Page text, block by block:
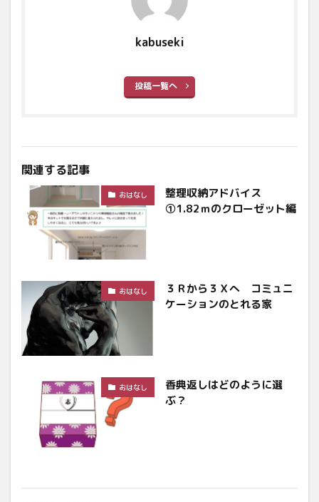
kabuseki
投稿一覧へ
関連する記事
おはなし
整理収納アドバイス
①1.82ｍのクローゼット編
おはなし
３Ｒから３Ｘへ コミュニ
ケーションのとれる家
おはなし
香典返しはどのように選
ぶ？